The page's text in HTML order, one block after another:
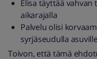
Elisa täyttää
aikarajalla
Palvelu olisi
syrjäseudulla asuville
Toivon, että tämä